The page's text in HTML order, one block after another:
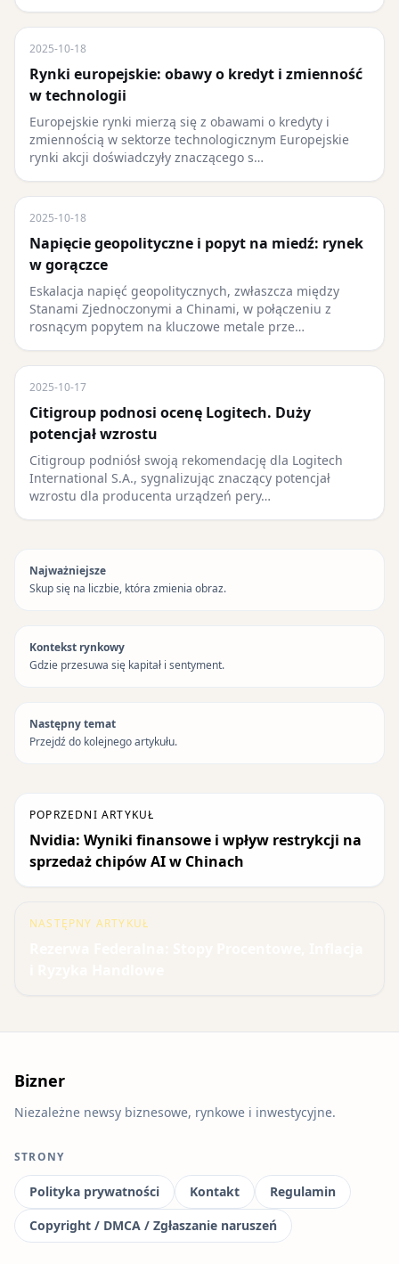
2025-10-18
Rynki europejskie: obawy o kredyt i zmienność
w technologii
Europejskie rynki mierzą się z obawami o kredyty i
zmiennością w sektorze technologicznym Europejskie
rynki akcji doświadczyły znaczącego s…
2025-10-18
Napięcie geopolityczne i popyt na miedź: rynek
w gorączce
Eskalacja napięć geopolitycznych, zwłaszcza między
Stanami Zjednoczonymi a Chinami, w połączeniu z
rosnącym popytem na kluczowe metale prze…
2025-10-17
Citigroup podnosi ocenę Logitech. Duży
potencjał wzrostu
Citigroup podniósł swoją rekomendację dla Logitech
International S.A., sygnalizując znaczący potencjał
wzrostu dla producenta urządzeń pery…
Najważniejsze
Skup się na liczbie, która zmienia obraz.
Kontekst rynkowy
Gdzie przesuwa się kapitał i sentyment.
Następny temat
Przejdź do kolejnego artykułu.
POPRZEDNI ARTYKUŁ
Nvidia: Wyniki finansowe i wpływ restrykcji na
sprzedaż chipów AI w Chinach
NASTĘPNY ARTYKUŁ
Bizner
Niezależne newsy biznesowe, rynkowe i inwestycyjne.
STRONY
Polityka prywatności Kontakt
Regulamin
Copyright / DMCA / Zgłaszanie naruszeń